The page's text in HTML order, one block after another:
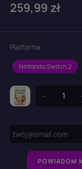
259,99 zł
Platforma
Nintendo Switch 2
POWIADOM